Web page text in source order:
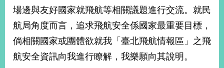
場邊與友好國家就飛航等相關議題進行交流。就民
航局角度而言，追求飛航安全係國家最重要目標，
倘相關國家或團體欲就我「臺北飛航情報區」之飛
航安全資訊向我進行瞭解，我樂願向其說明。